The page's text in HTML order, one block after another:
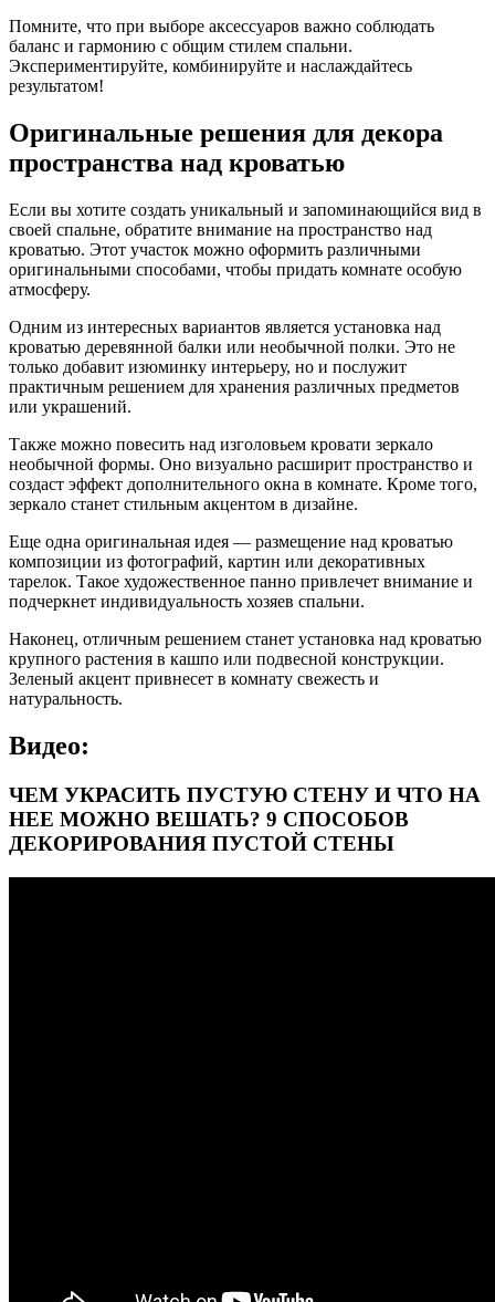
Помните, что при выборе аксессуаров важно соблюдать
баланс и гармонию с общим стилем спальни.
Экспериментируйте, комбинируйте и наслаждайтесь
результатом!
Оригинальные решения для декора
пространства над кроватью
Если вы хотите создать уникальный и запоминающийся вид в
своей спальне, обратите внимание на пространство над
кроватью. Этот участок можно оформить различными
оригинальными способами, чтобы придать комнате особую
атмосферу.
Одним из интересных вариантов является установка над
кроватью деревянной балки или необычной полки. Это не
только добавит изюминку интерьеру, но и послужит
практичным решением для хранения различных предметов
или украшений.
Также можно повесить над изголовьем кровати зеркало
необычной формы. Оно визуально расширит пространство и
создаст эффект дополнительного окна в комнате. Кроме того,
зеркало станет стильным акцентом в дизайне.
Еще одна оригинальная идея — размещение над кроватью
композиции из фотографий, картин или декоративных
тарелок. Такое художественное панно привлечет внимание и
подчеркнет индивидуальность хозяев спальни.
Наконец, отличным решением станет установка над кроватью
крупного растения в кашпо или подвесной конструкции.
Зеленый акцент привнесет в комнату свежесть и
натуральность.
Видео:
ЧЕМ УКРАСИТЬ ПУСТУЮ СТЕНУ И ЧТО НА
НЕЕ МОЖНО ВЕШАТЬ? 9 СПОСОБОВ
ДЕКОРИРОВАНИЯ ПУСТОЙ СТЕНЫ